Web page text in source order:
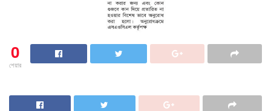
0
শেয়ার